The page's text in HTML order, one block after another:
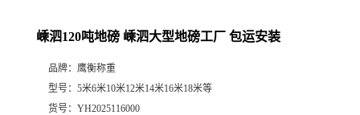
嵊泗120吨地磅 嵊泗大型地磅工厂 包运安装
品牌： 鹰衡称重
型号： 5米6米10米12米14米16米18米等
货号： YH2025116000